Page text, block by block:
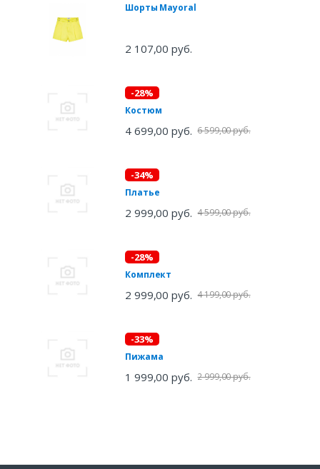
Шорты Mayoral
2 107,00 руб.
-28%
Костюм
4 699,00 руб. 6 599,00 руб.
-34%
Платье
2 999,00 руб. 4 599,00 руб.
-28%
Комплект
2 999,00 руб. 4 199,00 руб.
-33%
Пижама
1 999,00 руб. 2 999,00 руб.